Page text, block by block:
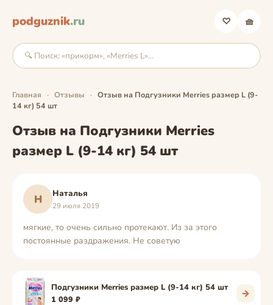
podguznik.ru ♡ 🧺
Главная · Отзывы · Отзыв на Подгузники Merries размер L (9-
14 кг) 54 шт
Отзыв на Подгузники Merries
размер L (9-14 кг) 54 шт
Н Наталья
29 июля 2019
мягкие, то очень сильно протекают. Из за этого
постоянные раздражения. Не советую
Подгузники Merries размер L (9-14 кг) 54 шт
1 099 ₽ →